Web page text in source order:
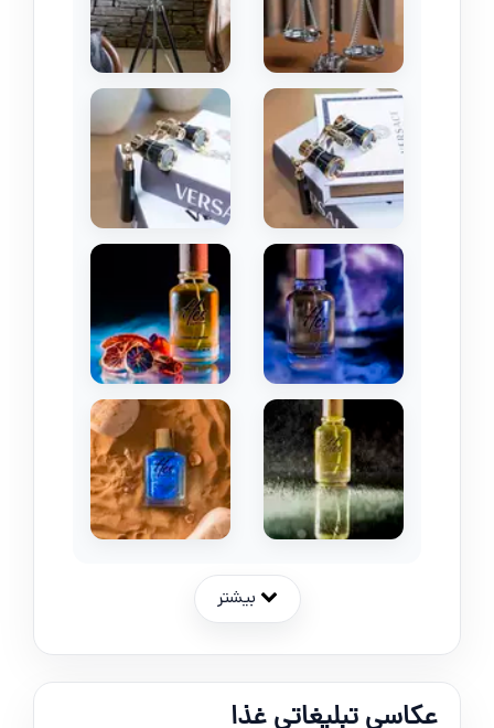
بیشتر
عکاسی تبلیغاتی غذا